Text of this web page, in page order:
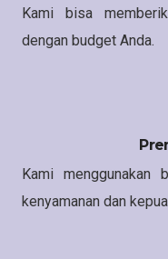
Kami bisa
dengan budget Anda.
Kami menggunakan
kenyamanan dan